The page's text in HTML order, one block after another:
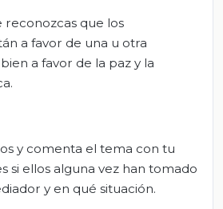
que los
a favor de una u otra
a favor de la paz y la
y comenta el tema con tu
si ellos alguna vez han tomado
y en qué situación.